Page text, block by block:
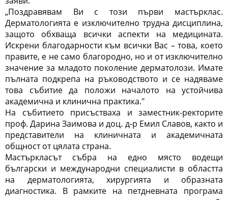
„Поздравявам Ви с този първи мастърклас.
Дерматологията е изключително трудна дисциплина,
защото обхваща всички аспекти на медицината.
Искрени благодарности към всички Вас – това, което
правите, е не само благородно, но и от изключително
значение за младото поколение дерматолози. Имате
пълната подкрепа на ръководството и се надяваме
това събитие да положи началото на устойчива
академична и клинична практика."
На събитието присъстваха и заместник-ректорите
проф. Дарина Заимова и доц. д-р Емил Славов, както и
представители на клиничната и академичната
общност от цялата страна.
Мастъркласът събра на едно място водещи
български и международни специалисти в областта
на дерматологията, хирургията и образната
диагностика. В рамките на петдневната програма